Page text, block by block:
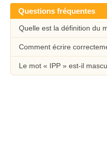
Questions fréquentes
Quelle est la définition du
Comment écrire
Le mot « IPP » est-il